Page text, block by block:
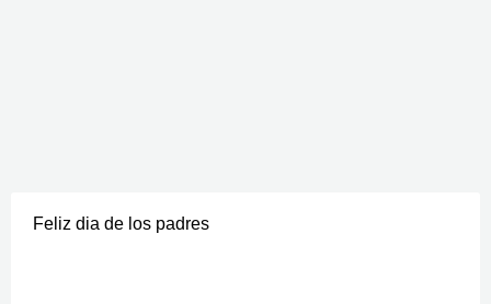
Feliz dia de los padres